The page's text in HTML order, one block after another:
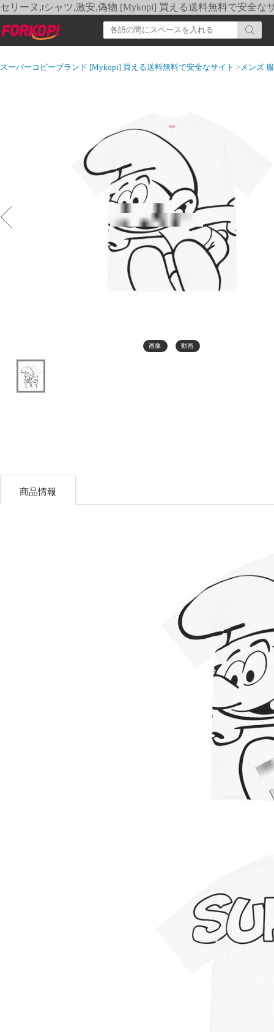
セリーヌ,tシャツ,激安,偽物 [Mykopi] 買える送料無料で安全な
スーパーコピーブランド [Mykopi] 買える送料無料で安全なサイト >メンズ 服
画像 動画
商品情報